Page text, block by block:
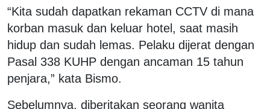
“Kita sudah dapatkan rekaman CCTV di mana
korban masuk dan keluar hotel, saat masih
hidup dan sudah lemas. Pelaku dijerat dengan
Pasal 338 KUHP dengan ancaman 15 tahun
penjara,” kata Bismo.
Sebelumnya, diberitakan seorang wanita